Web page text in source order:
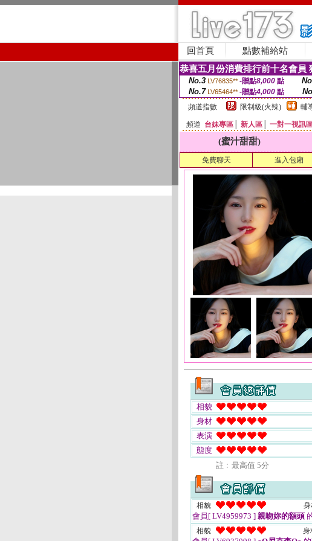
回首頁 點數補給站
恭喜五月份消費排行前十名會員
No.3 LV76835** -贈點8,000點
No.7 LV65464** -贈點4,000 點
頻道指數
限制級(火辣) 輔
頻道 台妹專區 新人區 一對一視訊
(蜜汁甜甜)
免費聊天 進入包廂
相貌
身材
表演
態度
註﹕最高值 5分
相貌 身
會員[ LV4959973 ] 親吻妳的額頭
相貌 身